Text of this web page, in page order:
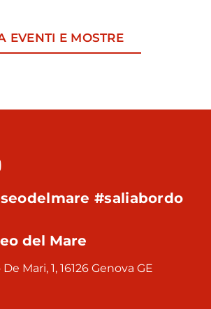
EVENTI E MOSTRE
#saliabordo
del Mare
Mari, 1, 16126 Genova GE